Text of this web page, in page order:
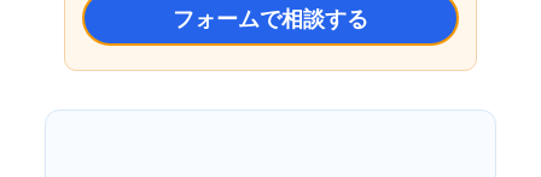
フォームで相談する